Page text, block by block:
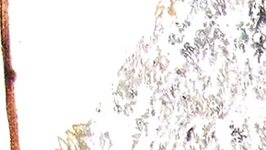
ANO PASTOTAL 2026-27